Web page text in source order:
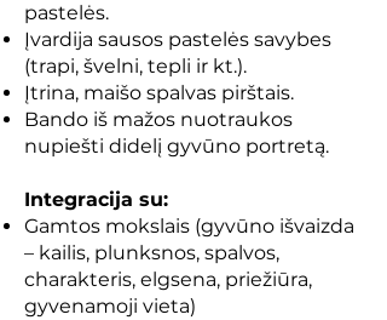
pastelės.
Įvardija sausos pastelės savybes
(trapi, švelni, tepli ir kt.).
Įtrina, maišo spalvas pirštais.
Bando iš mažos nuotraukos
nupiešti didelį gyvūno portretą.
Integracija su:
Gamtos mokslais (gyvūno išvaizda
– kailis, plunksnos, spalvos,
charakteris, elgsena, priežiūra,
gyvenamoji vieta)